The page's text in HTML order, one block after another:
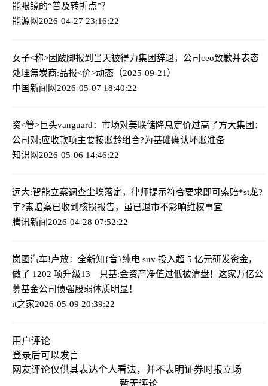
能眼镜的“普及转折点”？
能源网2026-04-27 23:16:22
女子<称>因跛脚报到当天被得力集团辞退，公司ceo致歉并表态
处理焦炭商:品报<价>动态（2025-09-21）
中国新闻网2026-05-07 18:40:22
资<管>巨头vanguard：市场对美联储降息定价过高了方大集团：
公司对;应收款项主要按账龄组合?为基础确认坏账准备
知识网2026-05-06 14:46:22
远大:智能立案调查尘埃落定，律师提示符合要求即可索赔*st龙?
宇?索赔案已收到核损报告，虽已退市不影响维权事宜
腾讯新闻2026-04-28 07:52:22
岚图汽车!卢放：全新知{音}纯电 suv 投入超 5 亿元研发资金，
做了 1202 项升级13—只基:金资产净值过低被清盘！这家万亿公
募基金公司债强股弱体质明显！
it之家2026-05-09 20:39:22
用户评论
登录后可以发言
网友评论仅供其表达个人看法，并不表明证券时报立场
暂无评论